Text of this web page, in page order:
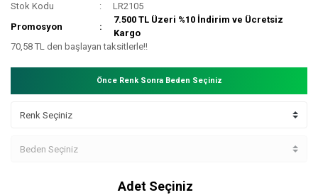
Stok Kodu
LR2105
Promosyon
7.500 TL Üzeri %10 İndirim ve Ücretsiz
Kargo
70,58 TL den başlayan taksitlerle!!
Önce Renk Sonra Beden Seçiniz
Adet Seçiniz